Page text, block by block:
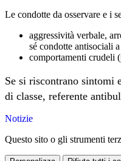
Le condotte da osservare e i
aggressività verbale,
sé condotte antisociali
comportamenti crudeli
Se si riscontrano sintomi
di classe, referente
Notizie
Questo sito o gli strumenti